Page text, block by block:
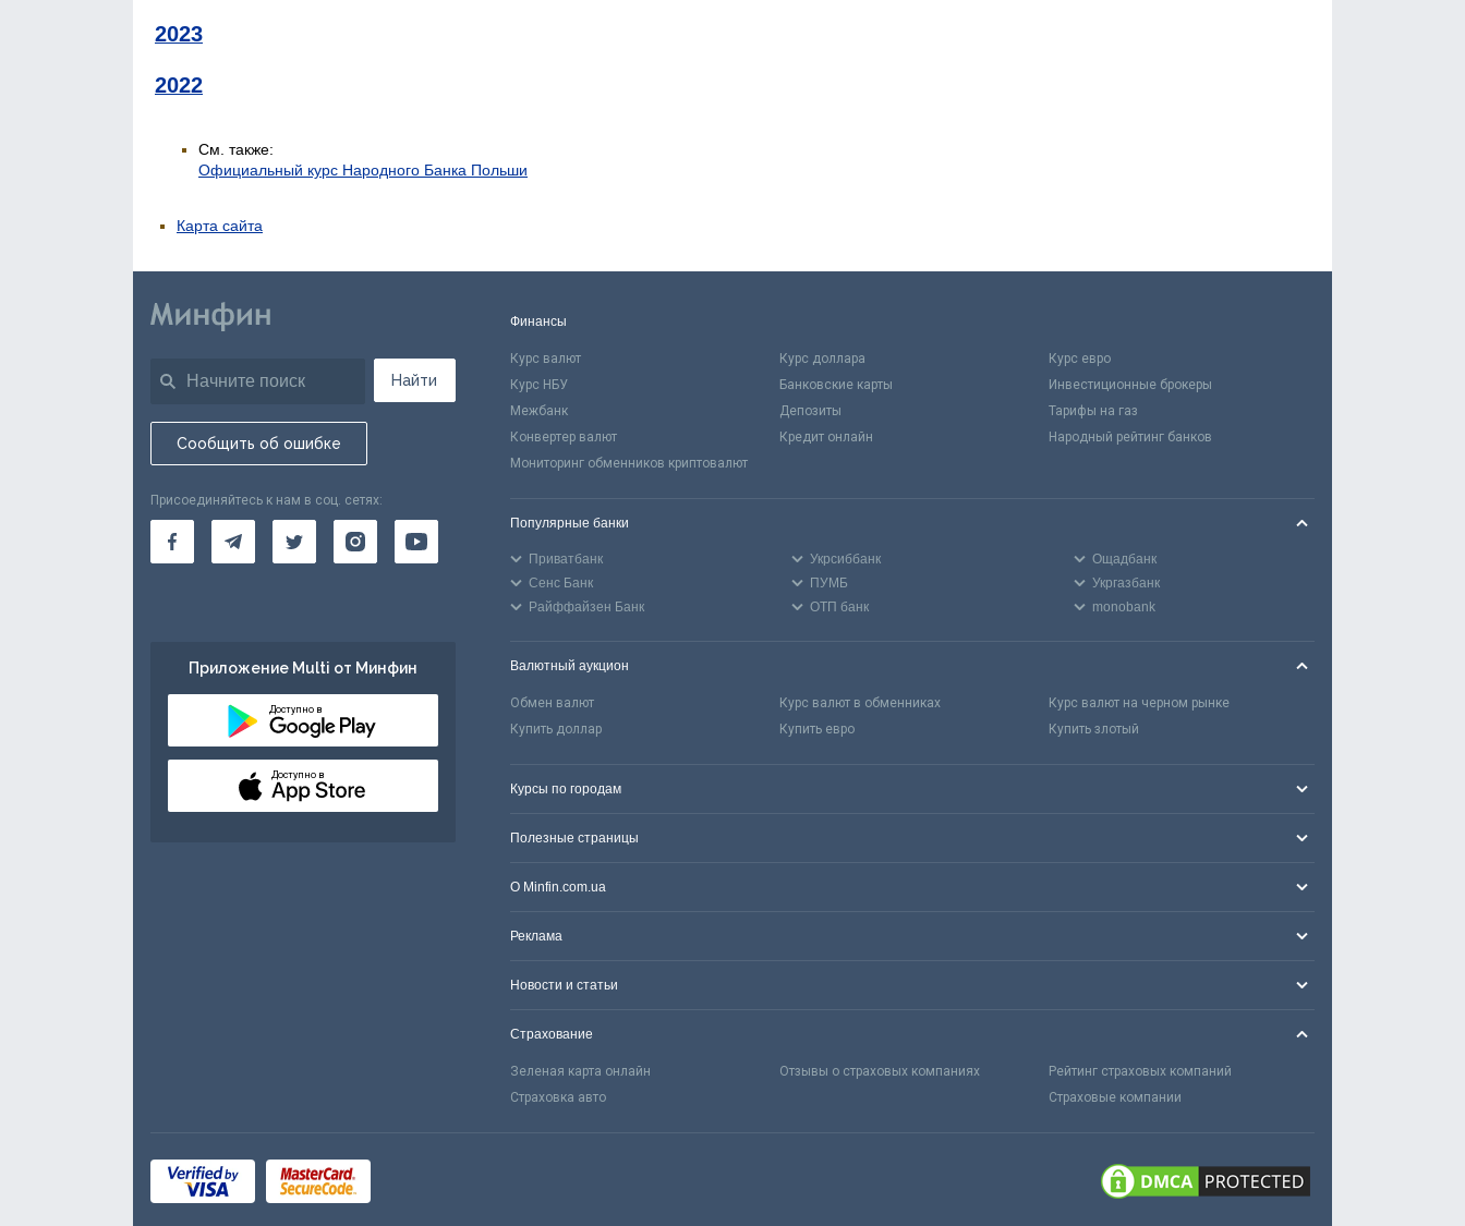
2023
2022
См. также:
Официальный курс Народного Банка Польши
Карта сайта
Найти
Сообщить об ошибке
Присоединяйтесь к нам в соц. сетях:
Приложение Multi от Минфин
Доступно в
Доступно в
Финансы
Курс валют Курс доллара
Курс евро
Курс НБУ
Банковские карты
Инвестиционные брокеры
Межбанк
Депозиты
Тарифы на газ
Конвертер валют
Кредит онлайн
Народный рейтинг банков
Мониторинг обменников криптовалют
Популярные банки
Приватбанк Укрсиббанк
Ощадбанк
Сенс Банк
ПУМБ
Укргазбанк
Райффайзен Банк
ОТП банк monobank
Валютный аукцион
Обмен валют Курс валют в обменниках
Курс валют на черном рынке
Купить доллар
Купить евро Купить злотый
Курсы по городам
Полезные страницы
О Minfin.com.ua
Реклама
Новости и статьи
Страхование
Зеленая карта онлайн Отзывы о страховых компаниях
Рейтинг страховых компаний
Страховка авто
Страховые компании